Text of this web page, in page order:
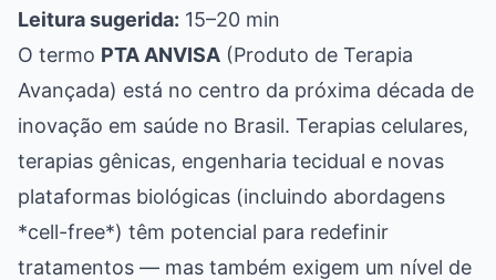
Leitura sugerida: 15–20 min
O termo PTA ANVISA (Produto de Terapia
Avançada) está no centro da próxima década de
inovação em saúde no Brasil. Terapias celulares,
terapias gênicas, engenharia tecidual e novas
plataformas biológicas (incluindo abordagens
*cell-free*) têm potencial para redefinir
tratamentos — mas também exigem um nível de